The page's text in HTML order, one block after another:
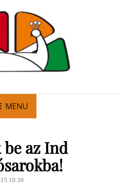
MENU
az Ind